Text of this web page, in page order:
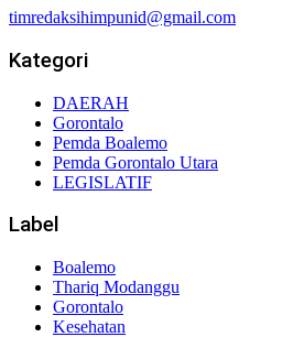
timredaksihimpunid@gmail.com
Kategori
DAERAH
Gorontalo
Pemda Boalemo
Pemda Gorontalo Utara
LEGISLATIF
Label
Boalemo
Thariq Modanggu
Gorontalo
Kesehatan